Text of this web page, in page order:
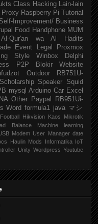
Class Hacking Lain-lain
Proxy Raspberry Pi
Tutorial
Self-Improvement/ Business
Food Handphone MUM
Al-Qur'an wa Al Hadits
Event Legal
Proxmox
Style Winbox
Delphi
P2P
Blokir Website
Outdoor
RB751U-
Scholarship Speaker
Squid
mysql Arduino Car Excel
Other Paypal
RB951Ui-
Word formula1 java マシ
Football Hikvision Kaos Mikrotik
Balance
Machine learning
Modem User Manager date
Haulin Mods Informatika IoT
Unity Wordpress Youtube